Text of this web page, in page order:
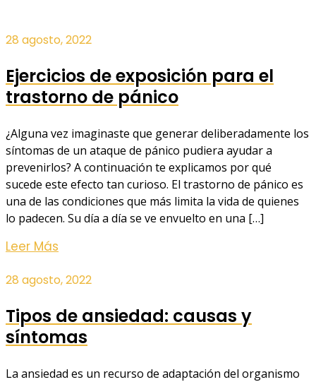
28 agosto, 2022
Ejercicios de exposición para el
trastorno de pánico
¿Alguna vez imaginaste que generar deliberadamente los
síntomas de un ataque de pánico pudiera ayudar a
prevenirlos? A continuación te explicamos por qué
sucede este efecto tan curioso. El trastorno de pánico es
una de las condiciones que más limita la vida de quienes
lo padecen. Su día a día se ve envuelto en una […]
Leer Más
28 agosto, 2022
Tipos de ansiedad: causas y
síntomas
La ansiedad es un recurso de adaptación del organismo